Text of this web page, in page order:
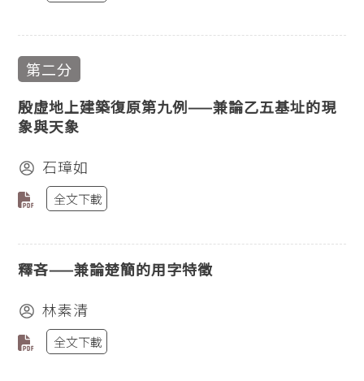
第二分
殷虛地上建築復原第九例——兼論乙五基址的現
象與天象
石璋如
全文下載
釋吝——兼論楚簡的用字特徵
林素清
全文下載